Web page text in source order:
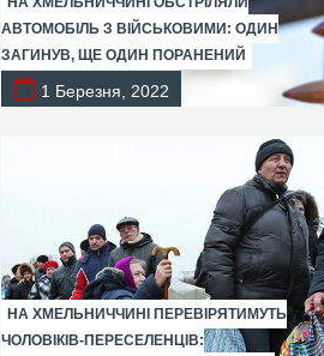
АВТОМОБІЛЬ З ВІЙСЬКОВИМИ: ОДИН
ЗАГИНУВ, ЩЕ ОДИН ПОРАНЕНИЙ
1 Березня, 2022
НА ХМЕЛЬНИЧЧИНІ ПЕРЕВІРЯТИМУТЬ
ЧОЛОВІКІВ-ПЕРЕСЕЛЕНЦІВ: